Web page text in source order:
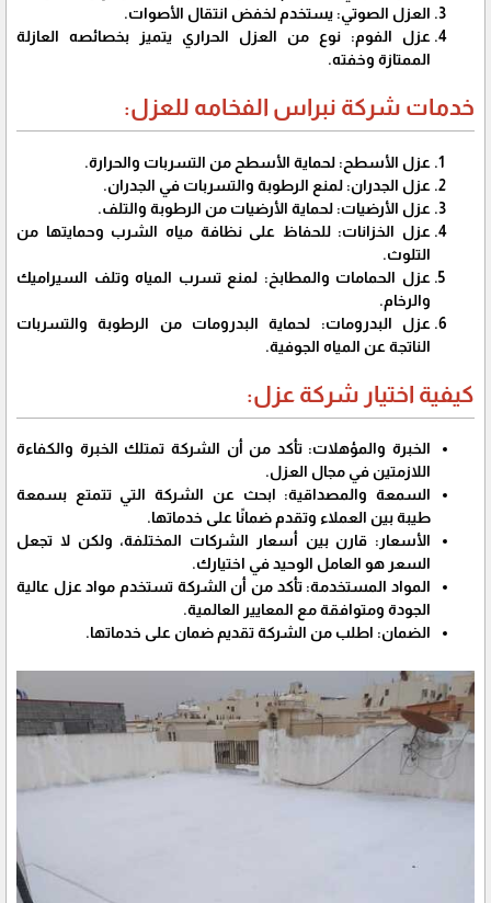
العزل الصوتي: يستخدم لخفض انتقال الأصوات.
عزل الفوم: نوع من العزل الحراري يتميز بخصائصه العازلة
الممتازة وخفته.
خدمات شركة نبراس الفخامه للعزل:
عزل الأسطح: لحماية الأسطح من التسربات والحرارة.
عزل الجدران: لمنع الرطوبة والتسربات في الجدران.
عزل الأرضيات: لحماية الأرضيات من الرطوبة والتلف.
عزل الخزانات: للحفاظ على نظافة مياه الشرب وحمايتها من
التلوث.
عزل الحمامات والمطابخ: لمنع تسرب المياه وتلف السيراميك
والرخام.
عزل البدرومات: لحماية البدرومات من الرطوبة والتسربات
الناتجة عن المياه الجوفية.
كيفية اختيار شركة عزل:
الخبرة والمؤهلات: تأكد من أن الشركة تمتلك الخبرة والكفاءة
اللازمتين في مجال العزل.
السمعة والمصداقية: ابحث عن الشركة التي تتمتع بسمعة
طيبة بين العملاء وتقدم ضمانًا على خدماتها.
الأسعار: قارن بين أسعار الشركات المختلفة، ولكن لا تجعل
السعر هو العامل الوحيد في اختيارك.
المواد المستخدمة: تأكد من أن الشركة تستخدم مواد عزل عالية
الجودة ومتوافقة مع المعايير العالمية.
الضمان: اطلب من الشركة تقديم ضمان على خدماتها.